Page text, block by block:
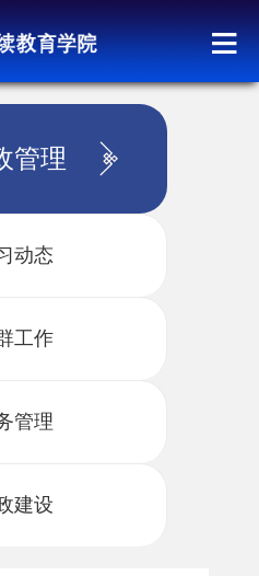
管理
动态
工作
管理
建设